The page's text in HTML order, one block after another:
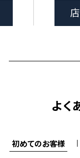
よく
初めてのお客様